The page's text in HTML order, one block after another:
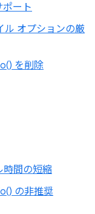
ート
ル オプションの厳
を削除
時間の短縮
の非推奨